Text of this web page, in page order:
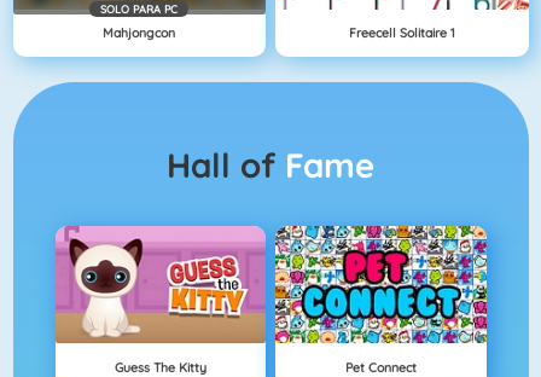
SOLO PARA PC
Mahjongcon Freecell Solitaire 1
Hall of Fame
Guess The Kitty Pet Connect